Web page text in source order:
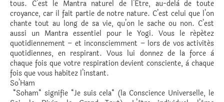
tous. C’est le Mantra naturel de l’Être, au-delà de toute
croyance, car il fait partie de notre nature. C’est celui que l’on
chante tout au long de sa vie, qu’on le sache ou non. C’est
aussi un Mantra essentiel pour le Yogi. Vous le répétez
quotidiennement – et inconsciemment – lors de vos activités
quotidiennes, en respirant. Vous lui donnez de la force à
chaque fois que votre respiration devient consciente, à chaque
fois que vous habitez l’instant.
So’Ham
“Soham“ signifie “Je suis cela“ (la Conscience Universelle, le